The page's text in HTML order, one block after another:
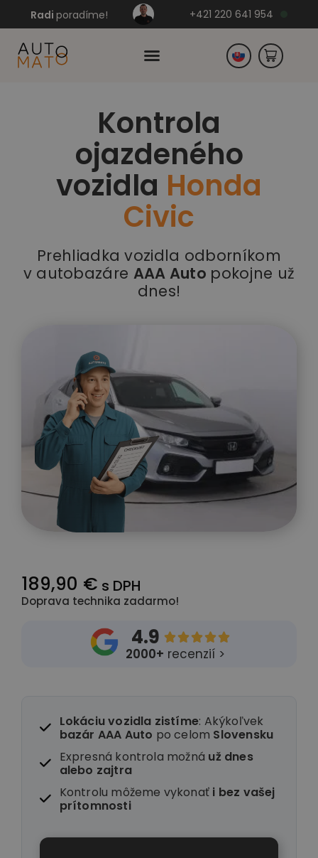
Radi poradíme! +421 220 641 954
Kontrola
ojazdeného
vozidla Honda
Civic
Prehliadka vozidla odborníkom
v autobazáre AAA Auto pokojne už
dnes!
189,90 € s DPH
Doprava technika zadarmo!
4.9 
2000+ recenzií >
Lokáciu vozidla zistíme: Akýkoľvek
bazár AAA Auto po celom Slovensku
Expresná kontrola možná už dnes
alebo zajtra
Kontrolu môžeme vykonať i bez vašej
prítomnosti